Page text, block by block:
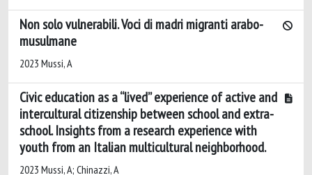
Non solo vulnerabili. Voci di madri migranti arabo-
musulmane
2023 Mussi, A
Civic education as a “lived” experience of active and
intercultural citizenship between school and extra-
school. Insights from a research experience with
youth from an Italian multicultural neighborhood.
2023 Mussi, A; Chinazzi, A